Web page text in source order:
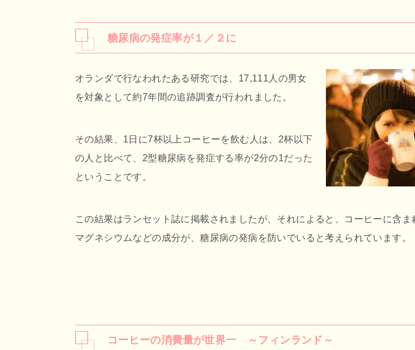
糖尿病の発症率が１／２に
オランダで行なわれたある研究では、17,111人の男女
を対象として約7年間の追跡調査が行われました。
その結果、1日に7杯以上コーヒーを飲む人は、2杯以下
の人と比べて、2型糖尿病を発症する率が2分の1だった
ということです。
この結果はランセット誌に掲載されましたが、それによると、コーヒーに含
マグネシウムなどの成分が、糖尿病の発病を防いでいると考えられています。
コーヒーの消費量が世界一 ～フィンランド～